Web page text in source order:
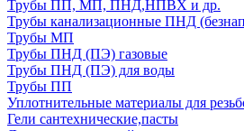
Трубы ПП, МП, ПНД,НПВХ и др.
Трубы канализационные ПНД
Трубы МП
Трубы ПНД (ПЭ) газовые
Трубы ПНД (ПЭ) для воды
Трубы ПП
Уплотнительные материалы для
Гели сантехнические,пасты